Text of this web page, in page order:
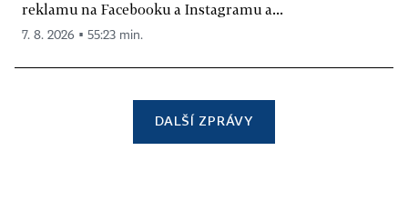
reklamu na Facebooku a Instagramu a...
7. 8. 2026 ▪ 55:23 min.
DALŠÍ ZPRÁVY